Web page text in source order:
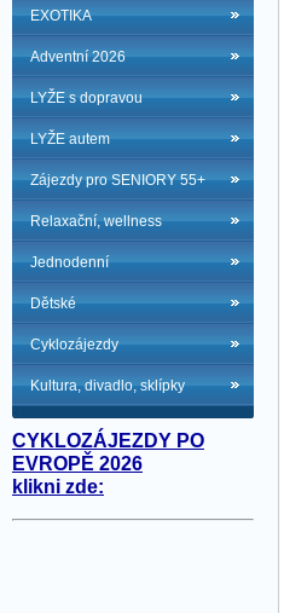
EXOTIKA
Adventní 2026
LYŽE s dopravou
LYŽE autem
Zájezdy pro SENIORY 55+
Relaxační, wellness
Jednodenní
Dětské
Cyklozájezdy
Kultura, divadlo, sklípky
CYKLOZÁJEZDY PO
EVROPĚ 2026
klikni zde: